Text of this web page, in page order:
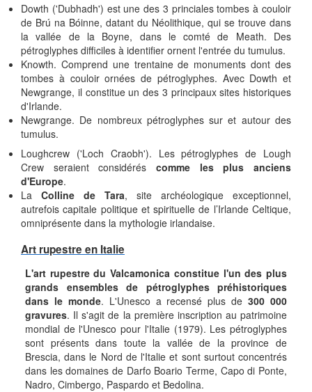
Dowth ('Dubhadh') est une des 3 princiales tombes à couloir
de Brú na Bóinne, datant du Néolithique, qui se trouve dans
la vallée de la Boyne, dans le comté de Meath. Des
pétroglyphes difficiles à identifier ornent l'entrée du tumulus.
Knowth. Comprend une trentaine de monuments dont des
tombes à couloir ornées de pétroglyphes. Avec Dowth et
Newgrange, il constitue un des 3 principaux sites historiques
d'Irlande.
Newgrange. De nombreux pétroglyphes sur et autour des
tumulus.
Loughcrew ('Loch Craobh'). Les pétroglyphes de Lough
Crew seraient considérés comme les plus anciens
d'Europe.
La Colline de Tara, site archéologique exceptionnel,
autrefois capitale politique et spirituelle de l’Irlande Celtique,
omniprésente dans la mythologie irlandaise.
Art rupestre en Italie
L'art rupestre du Valcamonica constitue l'un des plus
grands ensembles de pétroglyphes préhistoriques
dans le monde. L'Unesco a recensé plus de300 000
gravures. Il s'agit de la première inscription au patrimoine
mondial de l'Unesco pour l'Italie (1979). Les pétroglyphes
sont présents dans toute la vallée de la province de
Brescia, dans le Nord de l'Italie et sont surtout concentrés
dans les domaines de Darfo Boario Terme, Capo di Ponte,
Nadro, Cimbergo, Paspardo et Bedolina.